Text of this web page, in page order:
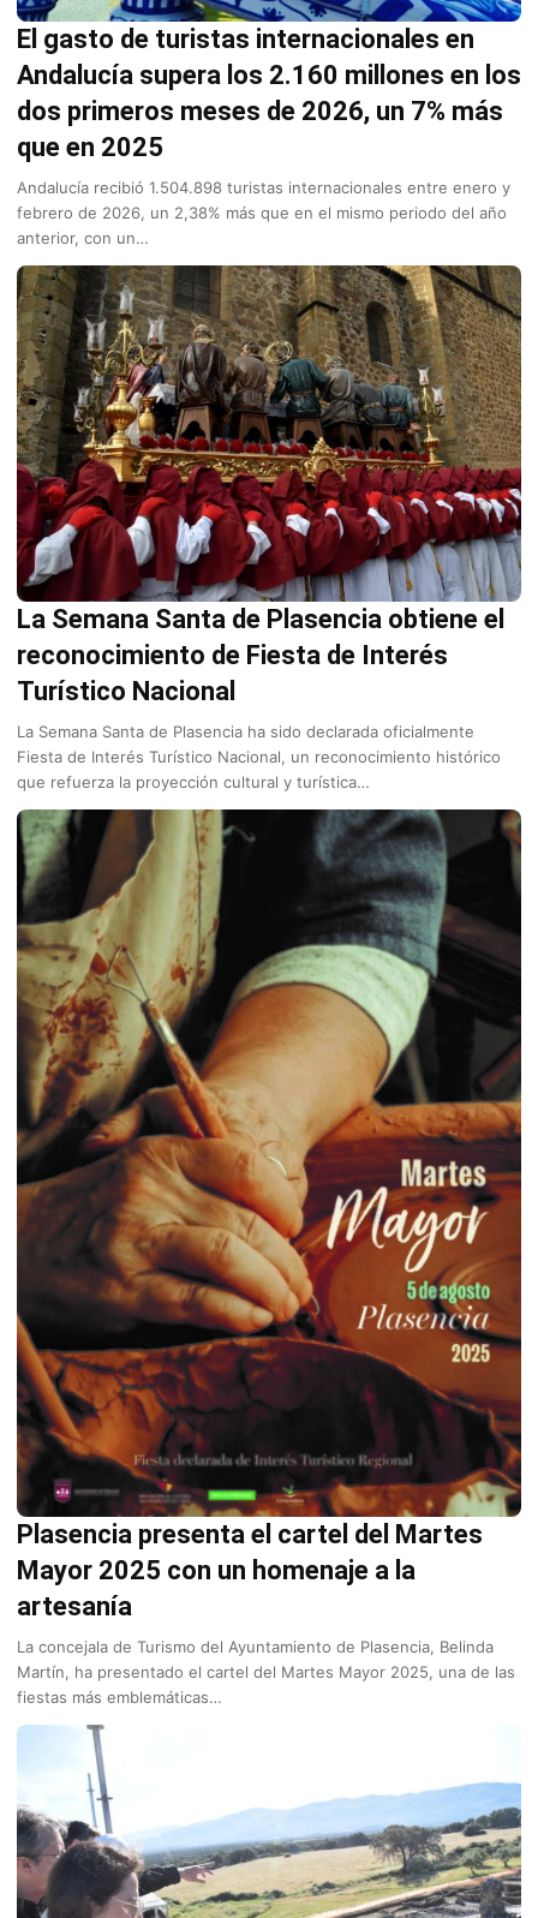
El gasto de turistas internacionales en
Andalucía supera los 2.160 millones en los
dos primeros meses de 2026, un 7% más
que en 2025
Andalucía recibió 1.504.898 turistas internacionales entre enero y
febrero de 2026, un 2,38% más que en el mismo periodo del año
anterior, con un…
La Semana Santa de Plasencia obtiene el
reconocimiento de Fiesta de Interés
Turístico Nacional
La Semana Santa de Plasencia ha sido declarada oficialmente
Fiesta de Interés Turístico Nacional, un reconocimiento histórico
que refuerza la proyección cultural y turística…
Plasencia presenta el cartel del Martes
Mayor 2025 con un homenaje a la
artesanía
La concejala de Turismo del Ayuntamiento de Plasencia, Belinda
Martín, ha presentado el cartel del Martes Mayor 2025, una de las
fiestas más emblemáticas…